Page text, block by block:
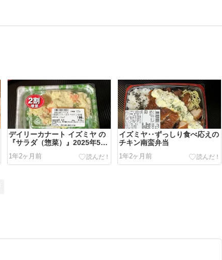
デイリーカナート イズミヤ の
『サラダ（惣菜）』2025年5
1年2ヶ月前
イズミヤ‥ずっしり食べ応えの
チキン南蛮弁当
1年2ヶ月前